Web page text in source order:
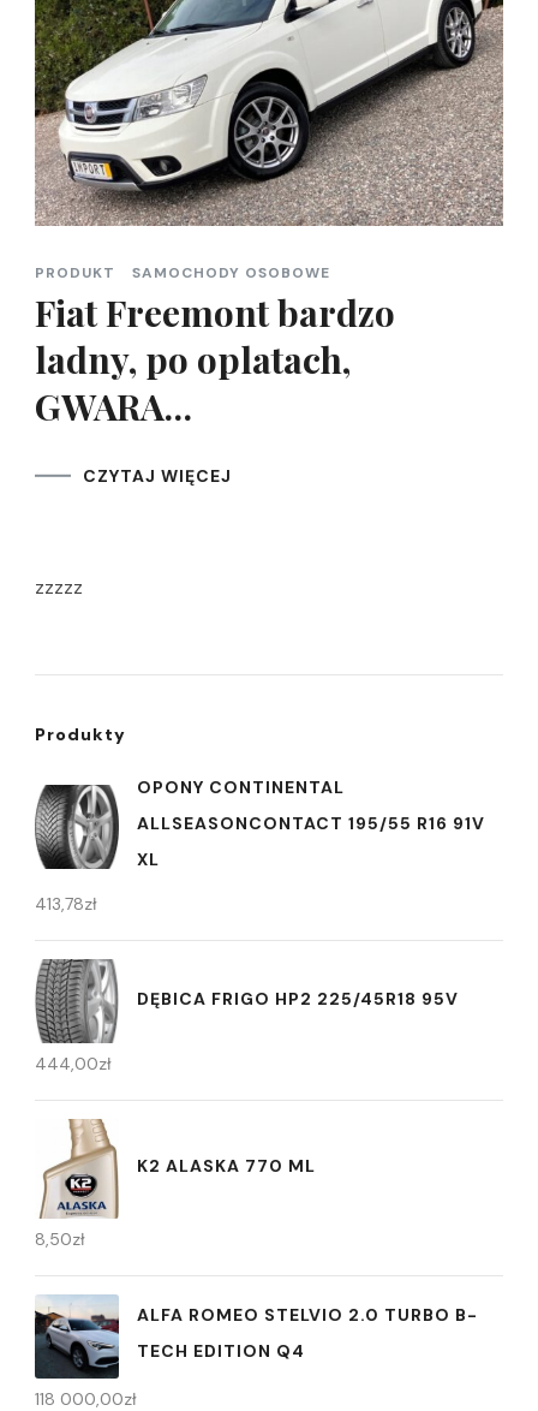
PRODUKT SAMOCHODY OSOBOWE
Fiat Freemont bardzo
ladny, po oplatach,
GWARA…
CZYTAJ WIĘCEJ
zzzzz
Produkty
OPONY CONTINENTAL
ALLSEASONCONTACT 195/55 R16 91V
XL
413,78zł
DĘBICA FRIGO HP2 225/45R18 95V
444,00zł
K2 ALASKA 770 ML
8,50zł
ALFA ROMEO STELVIO 2.0 TURBO B-
TECH EDITION Q4
118 000,00zł